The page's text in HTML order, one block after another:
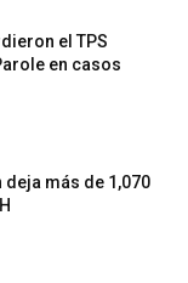
el TPS
en casos
más de 1,070